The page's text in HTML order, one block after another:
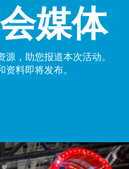
会媒体
，助您报道本次活动。
料即将发布。